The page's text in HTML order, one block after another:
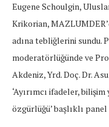
Eugene Schoulgin,
Krikorian,
adına tebliğlerini sundu.
moderatörlüğünde ve
Akdeniz, Yrd. Doç. Dr.
‘Ayırımcı ifadeler,
özgürlüğü’ başlıklı